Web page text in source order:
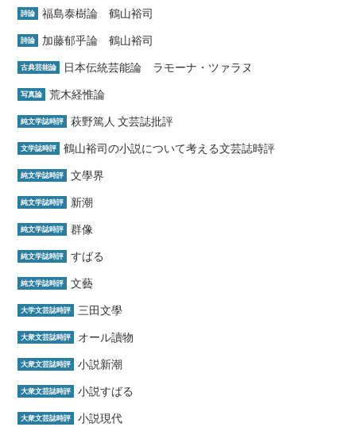
詩論 福島泰樹論 鶴山裕司
詩論 加藤郁乎論 鶴山裕司
古典芸能論 日本伝統芸能論 ラモーナ・ツァラヌ
写真論 荒木経惟論
純文学誌時評 萩野篤人 文芸誌批評
文学誌時評 鶴山裕司の小説について考える文芸誌時評
純文学誌時評 文學界
純文学誌時評 新潮
純文学誌時評 群像
純文学誌時評 すばる
純文学誌時評 文藝
大学文芸誌時評 三田文學
大衆文芸誌時評 オール讀物
大衆文芸誌時評 小説新潮
大衆文芸誌時評 小説すばる
大衆文芸誌時評 小説現代